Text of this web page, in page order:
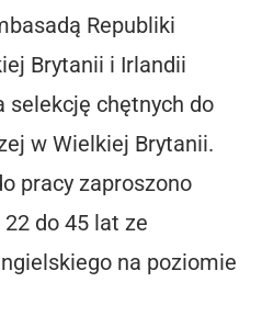
Republiki
Brytanii i Irlandii
selekcję chętnych do
w Wielkiej Brytanii.
pracy zaproszono
do 45 lat ze
na poziomie